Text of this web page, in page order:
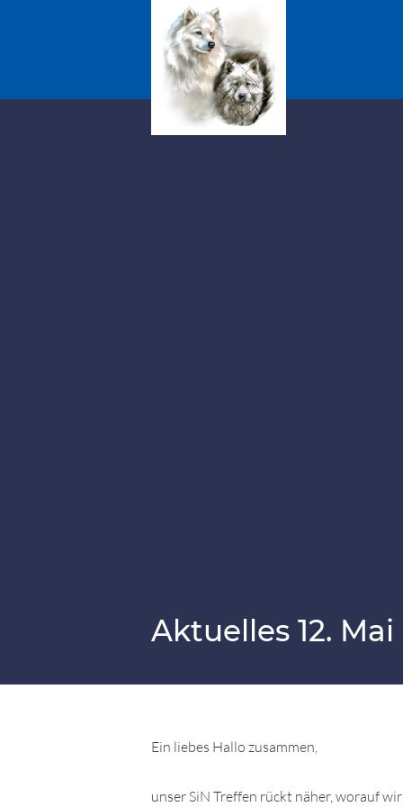
Aktuelles 12. Mai
Ein liebes Hallo zusammen,
unser SiN Treffen rückt näher, worauf